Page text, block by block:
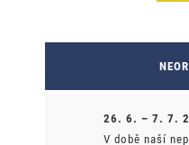
26. 6. – 7. 7.
V době naší